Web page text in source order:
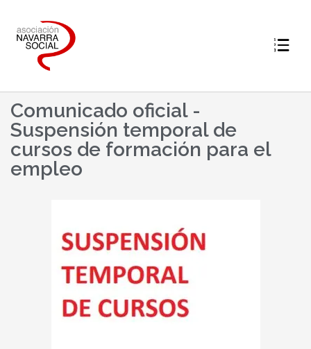
Comunicado oficial -
Suspensión temporal de
cursos de formación para el
empleo